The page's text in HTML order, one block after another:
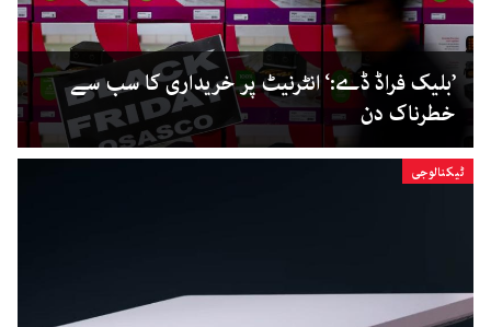
’بلیک فراڈ ڈے:‘ انٹرنیٹ پر خریداری کا سب سے
خطرناک دن
ٹیکنالوجی